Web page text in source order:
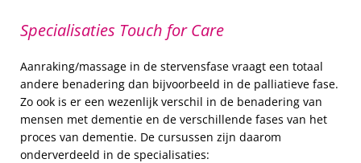
Specialisaties Touch for Care
Aanraking/massage in de stervensfase vraagt een totaal
andere benadering dan bijvoorbeeld in de palliatieve fase.
Zo ook is er een wezenlijk verschil in de benadering van
mensen met dementie en de verschillende fases van het
proces van dementie. De cursussen zijn daarom
onderverdeeld in de specialisaties: